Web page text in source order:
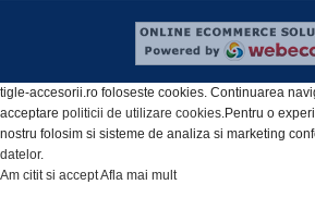
tigle-accesorii.ro foloseste cookies. Continuarea
acceptare politicii de utilizare cookies .Pentru o
nostru folosim si sisteme de analiza si marketing
datelor.
Am citit si acceptAfla mai mult